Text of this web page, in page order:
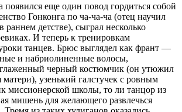
еще один повод гордиться собой
Гонконга по ча-ча-ча (отец научил
раннем детстве), сыграл несколько
И теперь к тренировкам
танцев. Брюс выглядел как франт —
и набриолиненные волосы,
черный костюмчик (он утюжил
матери), узенький галстучек с ровным
миссионерской школы, то ли танцор из
мишень для желающего развлечься